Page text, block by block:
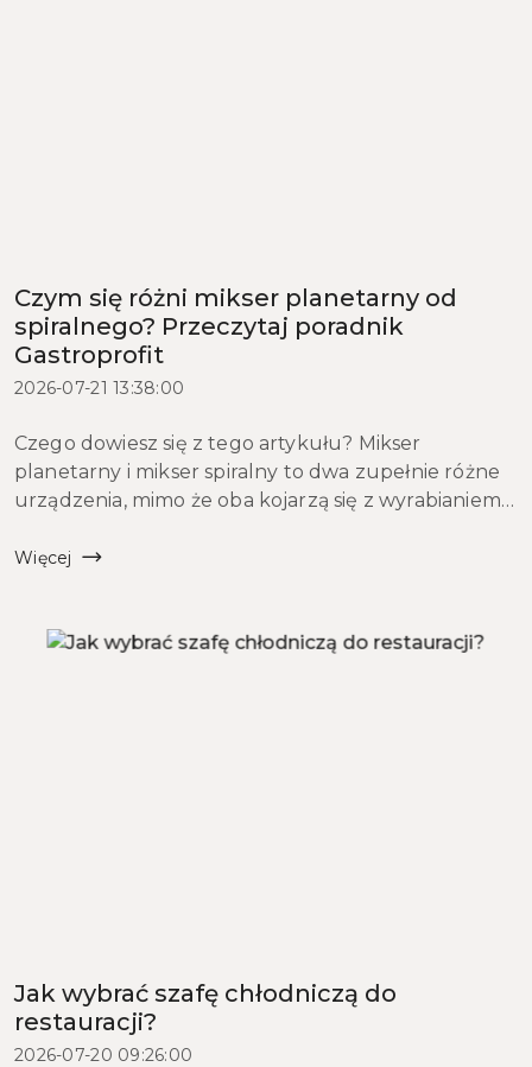
Czym się różni mikser planetarny od
spiralnego? Przeczytaj poradnik
Gastroprofit
2026-07-21 13:38:00
Czego dowiesz się z tego artykułu? Mikser
planetarny i mikser spiralny to dwa zupełnie różne
urządzenia, mimo że oba kojarzą się z wyrabianiem
ruch roboczy końcówki w obu maszynach, d...
Więcej
Jak wybrać szafę chłodniczą do
restauracji?
2026-07-20 09:26:00